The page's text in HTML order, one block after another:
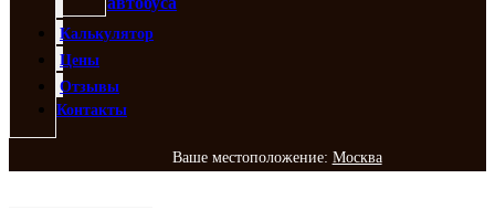
Калькулятор
Цены
Отзывы
Контакты
Ваше местоположение: Москва